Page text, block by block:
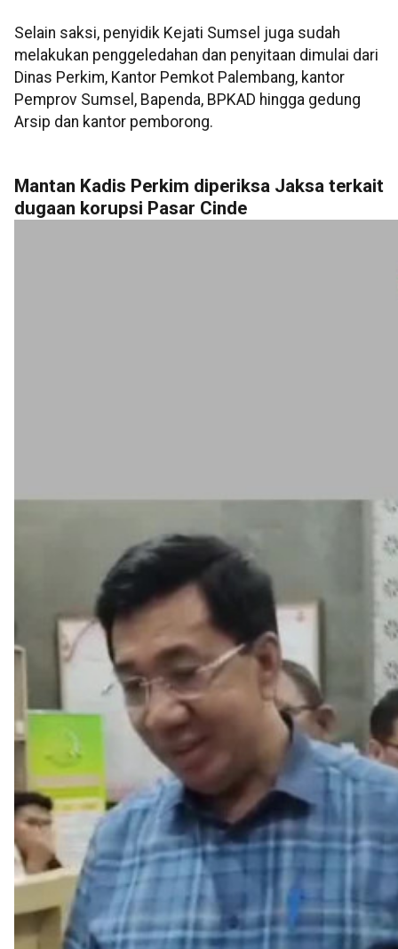
Selain saksi, penyidik Kejati Sumsel juga sudah
melakukan penggeledahan dan penyitaan dimulai dari
Dinas Perkim, Kantor Pemkot Palembang, kantor
Pemprov Sumsel, Bapenda, BPKAD hingga gedung
Arsip dan kantor pemborong.
Mantan Kadis Perkim diperiksa Jaksa terkait
dugaan korupsi Pasar Cinde